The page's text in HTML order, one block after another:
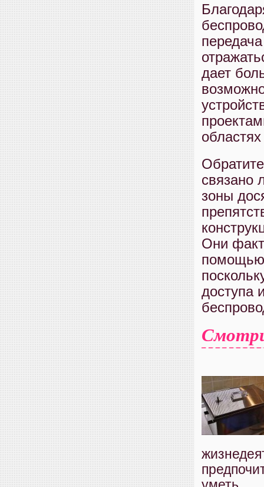
дает
связано
зоны
Они
помощью
доступа